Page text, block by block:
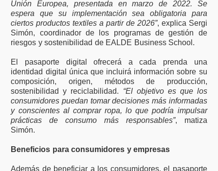
Unión Europea, presentada en marzo de 2022. Se
espera que su implementación sea obligatoria para
ciertos productos textiles a partir de 2026”, explica Sergi
Simón, coordinador de los programas de gestión de
riesgos y sostenibilidad de EALDE Business School.
El pasaporte digital ofrecerá a cada prenda una
identidad digital única que incluirá información sobre su
composición, origen, métodos de producción,
sostenibilidad y reciclabilidad. “El objetivo es que los
consumidores puedan tomar decisiones más informadas
y conscientes al comprar ropa, lo que podría impulsar
prácticas de consumo más responsables”, matiza
Simón.
Beneficios para consumidores y empresas
Además de beneficiar a los consumidores, el pasaporte